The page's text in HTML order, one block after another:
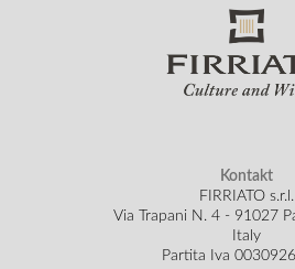
Kontakt
FIRRIATO s.r.l.
Via Trapani N. 4 - 91027
Italy
Partita Iva